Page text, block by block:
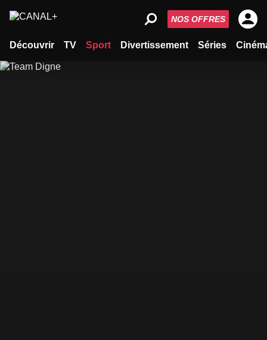
Découvrir TV Sport Divertissement Séries
NOS OFFRES